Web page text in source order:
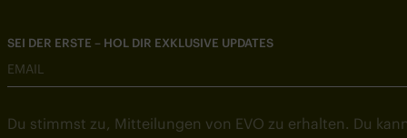
SEI DER ERSTE – HOL DIR EXKLUSIVE UPDATES
EMAIL
Du stimmst zu, Mitteilungen von EVO zu erhalten. Du